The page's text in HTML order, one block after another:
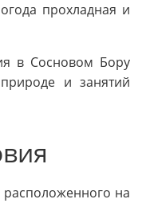
прохладная и
в Сосновом Бору
и занятий
на